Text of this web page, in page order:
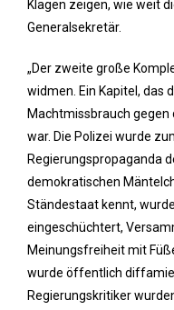
Klagen zeigen, wie weit
Generalsekretär.
„Der zweite große
widmen. Ein Kapitel, das
Machtmissbrauch
war. Die Polizei wurde
Regierungspropaganda
demokratischen
Ständestaat kennt,
eingeschüchtert,
Meinungsfreiheit mit
wurde öffentlich
Regierungskritiker